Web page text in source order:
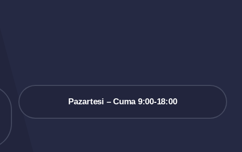
Pazartesi – Cuma 9:00-18:00